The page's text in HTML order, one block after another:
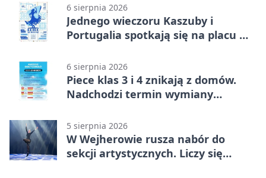
6 sierpnia 2026
Jednego wieczoru Kaszuby i
Portugalia spotkają się na placu w
6 sierpnia 2026
Piece klas 3 i 4 znikają z domów.
Nadchodzi termin wymiany
5 sierpnia 2026
W Wejherowie rusza nabór do
sekcji artystycznych. Liczy się